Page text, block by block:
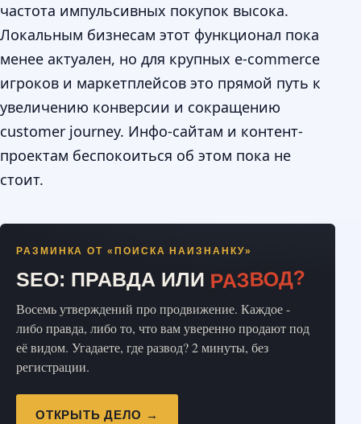
частота импульсивных покупок высока.
Локальным бизнесам этот функционал пока
менее актуален, но для крупных e-commerce
игроков и маркетплейсов это прямой путь к
увеличению конверсии и сокращению
customer journey. Инфо-сайтам и контент-
проектам беспокоиться об этом пока не
стоит.
РАЗМИНКА ОТ «ПОИСКА НАИЗНАНКУ»
SEO: ПРАВДА ИЛИ РАЗВОД?
Восемь утверждений про продвижение. Каждое -
либо правда, либо то, что вам уверенно продают под
её видом. Угадаете, где развод? 2 минуты, без
регистрации.
ОТКРЫТЬ ДЕЛО →